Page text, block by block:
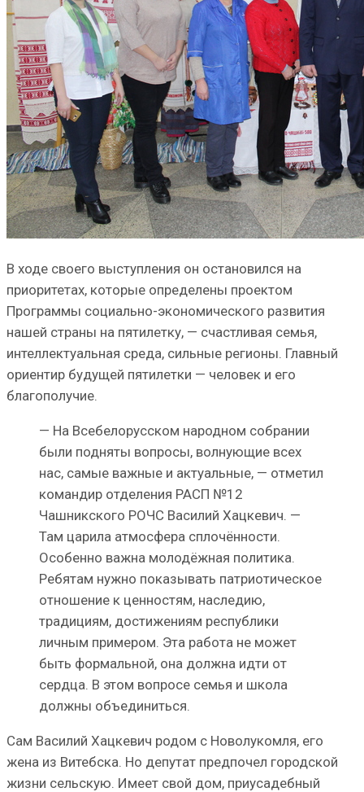
В ходе своего выступления он остановился на
приоритетах, которые определены проектом
Программы социально-экономического развития
нашей страны на пятилетку, — счастливая семья,
интеллектуальная среда, сильные регионы. Главный
ориентир будущей пятилетки — человек и его
благополучие.
— На Всебелорусском народном собрании
были подняты вопросы, волнующие всех
нас, самые важные и актуальные, — отметил
командир отделения РАСП №12
Чашникского РОЧС Василий Хацкевич. —
Там царила атмосфера сплочённости.
Особенно важна молодёжная политика.
Ребятам нужно показывать патриотическое
отношение к ценностям, наследию,
традициям, достижениям республики
личным примером. Эта работа не может
быть формальной, она должна идти от
сердца. В этом вопросе семья и школа
должны объединиться.
Сам Василий Хацкевич родом с Новолукомля, его
жена из Витебска. Но депутат предпочел городской
жизни сельскую. Имеет свой дом, приусадебный